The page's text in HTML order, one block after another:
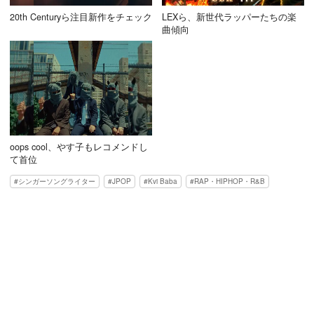
20th Centuryら注目新作をチェック
LEXら、新世代ラッパーたちの楽
曲傾向
oops cool、やす子もレコメンドし
て首位
シンガーソングライター JPOP Kvi Baba RAP・HIPHOP・R&B